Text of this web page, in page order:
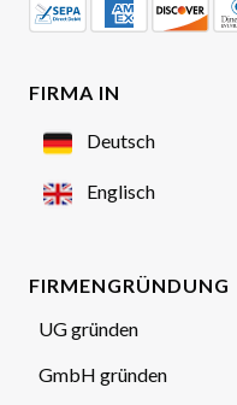
FIRMA IN
Deutsch
Englisch
FIRMENGRÜNDUNG
UG gründen
GmbH gründen